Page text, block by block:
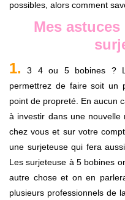
possibles, alors comment
Mes
1.
3 4 ou 5 bobines ?
permettrez de faire soit un
point de propreté. En aucun
à investir dans une
chez vous et sur votre
une surjeteuse qui fera
Les surjeteuse à 5 bobines
autre chose et on en
plusieurs professionnels de